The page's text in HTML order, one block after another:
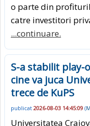
o parte din
catre investitori
...continuare.
S-a stabilit play-
cine va juca
trece de KuPS
publicat 2026-08-03 14:45:09 (
Universitatea